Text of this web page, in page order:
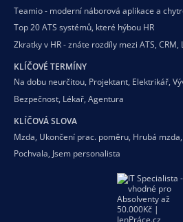
Teamio - moderní náborová aplikace a
Top 20 ATS systémů, které hýbou HR
Zkratky v HR - znáte rozdíly mezi ATS, CRM,
KLÍČOVÉ TERMÍNY
Na dobu neurčitou, Projektant, Elektrikář,
Bezpečnost, Lékař, Agentura
KLÍČOVÁ SLOVA
Mzda, Ukončení prac. poměru, Hrubá mzda,
Pochvala, Jsem personalista